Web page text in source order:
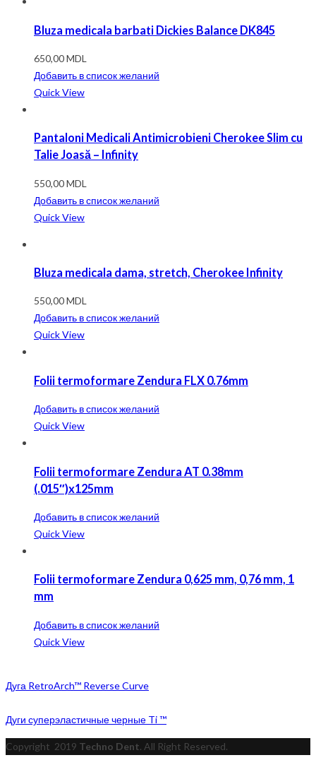
Bluza medicala barbati Dickies Balance DK845
650,00MDL
Добавить в список желаний
Quick View
Pantaloni Medicali Antimicrobieni Cherokee Slim cu
Talie Joasă – Infinity
550,00MDL
Добавить в список желаний
Quick View
Bluza medicala dama, stretch, Cherokee Infinity
550,00MDL
Добавить в список желаний
Quick View
Folii termoformare Zendura FLX 0.76mm
Добавить в список желаний
Quick View
Folii termoformare Zendura AT 0.38mm
(.015″)x125mm
Добавить в список желаний
Quick View
Folii termoformare Zendura 0,625 mm, 0,76 mm, 1
mm
Добавить в список желаний
Quick View
Дуга RetroArch™ Reverse Curve
Дуги суперэластичные черные Ti ™
Copyright 2019 Techno Dent. All Right Reserved.